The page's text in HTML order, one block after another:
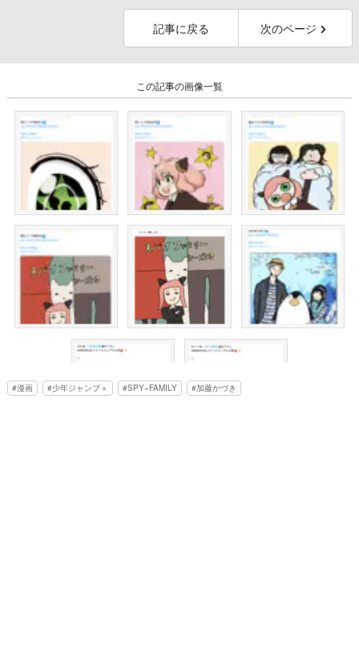
記事に戻る 次のページ
この記事の画像一覧
漫画 少年ジャンプ＋ SPY×FAMILY 加藤かづき